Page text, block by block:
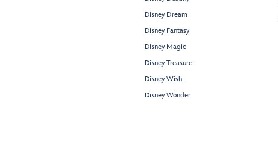
Disney Dream
Disney Fantasy
Disney Magic
Disney Treasure
Disney Wish
Disney Wonder